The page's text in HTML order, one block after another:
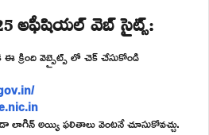
అఫీషియల్ వెబ్ సైట్స్:
క్రింది వెబ్సైట్స్ లో చెక్ చేసుకోండి
లాగిన్ అయ్యి ఫలితాలు వెంటనే చూసుకోవచ్చు.